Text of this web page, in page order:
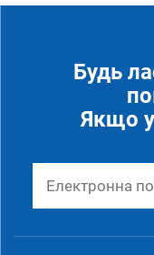
Будь
Якщо у